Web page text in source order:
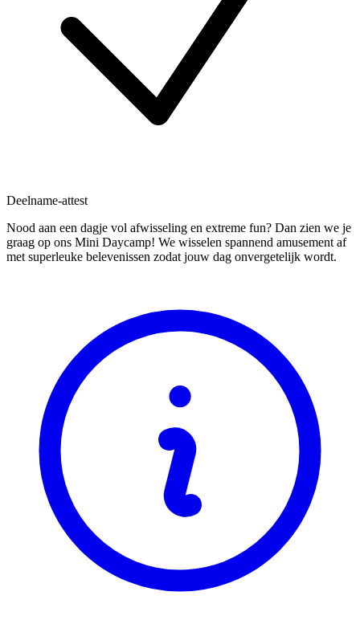
Deelname-attest
Nood aan een dagje vol afwisseling en extreme fun? Dan zien we je
graag op ons Mini Daycamp! We wisselen spannend amusement af
met superleuke belevenissen zodat jouw dag onvergetelijk wordt.